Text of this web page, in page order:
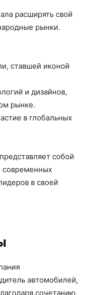
расширять свой
рынки.
ставшей иконой
и дизайнов,
рынке.
в глобальных
собой
современных
в своей
автомобилей,
сочетанию